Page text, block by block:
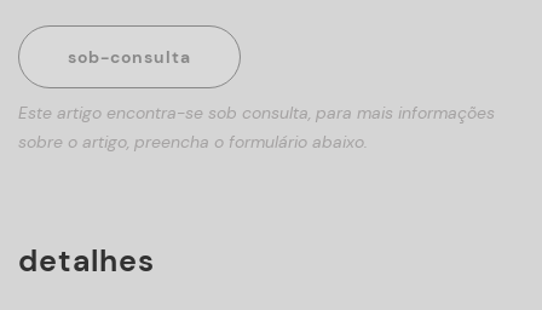
sob-consulta
Este artigo encontra-se sob consulta, para mais informações
sobre o artigo, preencha o formulário abaixo.
detalhes